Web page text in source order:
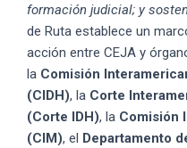
formación judicial; y
de Ruta establece un
acción entre CEJA y
la Comisión
(CIDH), la Corte
(Corte IDH), la Comisión
(CIM), el Departamento